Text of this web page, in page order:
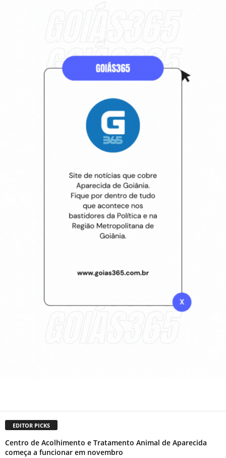
EDITOR PICKS
Centro de Acolhimento e Tratamento Animal de Aparecida
começa a funcionar em novembro